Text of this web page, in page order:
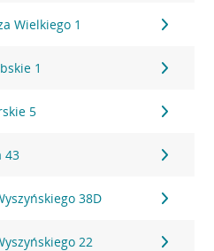
Wielkiego 1
1
5
43
38D
22